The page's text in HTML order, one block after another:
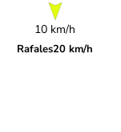
10 km/h
Rafales20 km/h